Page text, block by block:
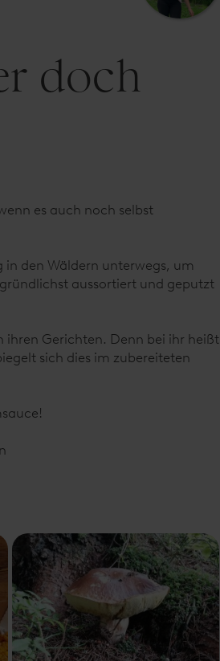
doch
es auch noch selbst
in den Wäldern unterwegs, um
aussortiert und geputzt
ihren Gerichten. Denn bei ihr heißt
sich dies im zubereiteten